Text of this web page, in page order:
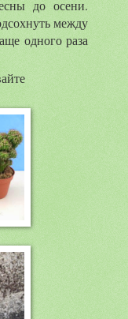
до осени.
между
одного раза